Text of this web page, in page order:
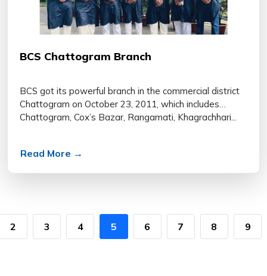
BCS Chattogram Branch
BCS got its powerful branch in the commercial district
Chattogram on October 23, 2011, which includes
Chattogram, Cox’s Bazar, Rangamati, Khagrachhari...
Read More →
2 3 4 5 6 7 8 9